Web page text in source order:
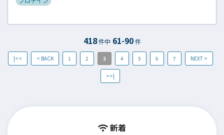
418件中 61-90件
|<< < BACK 1 2 3 4 5 6 7 NEXT >
>>|
新着